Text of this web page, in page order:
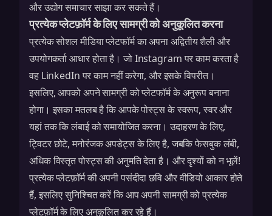
और उद्योग समाचार साझा कर सकते हैं।
प्रत्येक प्लेटफ़ॉर्म के लिए सामग्री को अनुकूलित करना
प्रत्येक सोशल मीडिया प्लेटफॉर्म का अपना अद्वितीय शैली और
उपयोगकर्ता आधार होता है। जो Instagram पर काम करता है
वह LinkedIn पर काम नहीं करेगा, और इसके विपरीत।
इसलिए, आपको अपने सामग्री को प्लेटफॉर्म के अनुरूप बनाना
होगा। इसका मतलब है कि आपके पोस्ट्स के स्वरूप, स्वर और
यहां तक कि लंबाई को समायोजित करना। उदाहरण के लिए,
ट्विटर छोटे, मनोरंजक अपडेट्स के लिए है, जबकि फेसबुक लंबी,
अधिक विस्तृत पोस्ट्स की अनुमति देता है। और दृश्यों को न भूलें!
प्रत्येक प्लेटफ़ॉर्म की अपनी पसंदीदा छवि और वीडियो आकार होते
हैं, इसलिए सुनिश्चित करें कि आप अपनी सामग्री को प्रत्येक
प्लेटफ़ॉर्म के लिए अनुकूलित कर रहे हैं।